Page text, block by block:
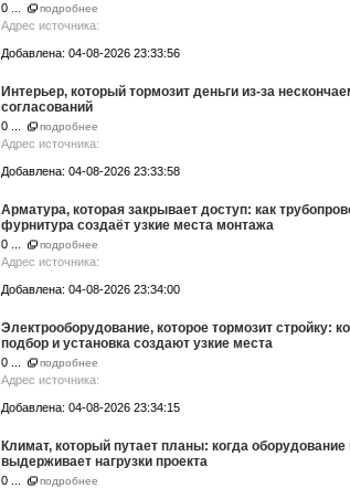
0 ... подробнее
Адрес источника:
Добавлена: 04-08-2026 23:33:56
Интерьер, который тормозит деньги из-за
согласований
0 ... подробнее
Адрес источника:
Добавлена: 04-08-2026 23:33:58
Арматура, которая закрывает доступ: как
фурнитура создаёт узкие места монтажа
0 ... подробнее
Адрес источника:
Добавлена: 04-08-2026 23:34:00
Электрооборудование, которое тормозит стройку:
подбор и установка создают узкие места
0 ... подробнее
Адрес источника:
Добавлена: 04-08-2026 23:34:15
Климат, который путает планы: когда оборудование
выдерживает нагрузки проекта
0 ... подробнее